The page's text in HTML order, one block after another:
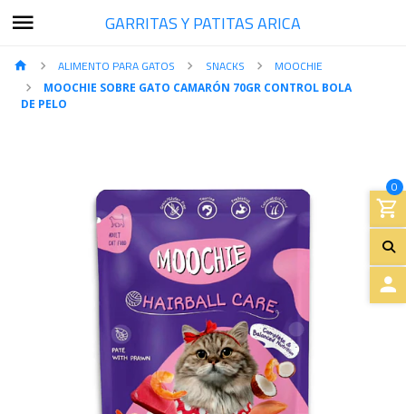
GARRITAS Y PATITAS ARICA
0
ALIMENTO PARA GATOS SNACKS MOOCHIE
MOOCHIE SOBRE GATO CAMARÓN 70GR CONTROL BOLA
DE PELO